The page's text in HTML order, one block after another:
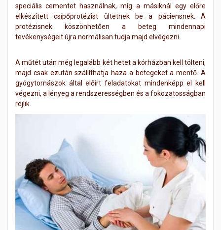
speciális cementet használnak, míg a másiknál egy előre
elkészített csípőprotézist ültetnek be a páciensnek. A
protézisnek köszönhetően a beteg mindennapi
tevékenységeit újra normálisan tudja majd elvégezni.
A műtét után még legalább két hetet a kórházban kell tölteni,
majd csak ezután szállíthatja haza a betegeket a mentő. A
gyógytornászok által előírt feladatokat mindenképp el kell
végezni, a lényeg a rendszerességben és a fokozatosságban
rejlik.